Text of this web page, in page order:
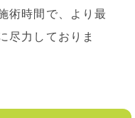
術時間で、より最
尽力しておりま